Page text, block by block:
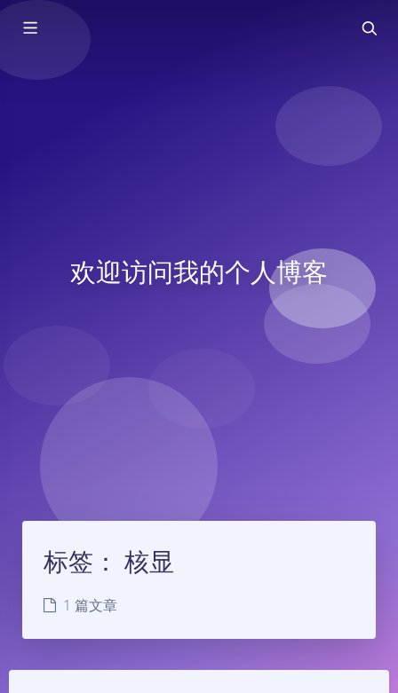
欢迎访问我的个人博客
标签： 核显
1 篇文章